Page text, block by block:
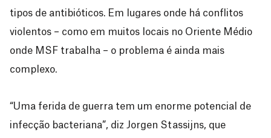
tipos de antibióticos. Em lugares onde há conflitos
violentos – como em muitos locais no Oriente Médio
onde MSF trabalha – o problema é ainda mais
complexo.
“Uma ferida de guerra tem um enorme potencial de
infecção bacteriana”, diz Jorgen Stassijns, que